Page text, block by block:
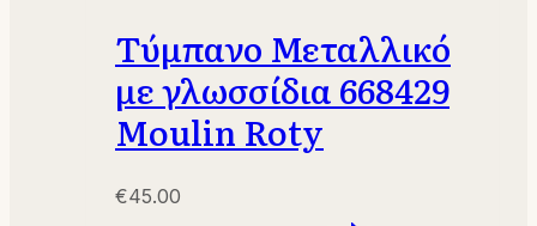
Τύμπανο Μεταλλικό
με γλωσσίδια 668429
Moulin Roty
€45.00